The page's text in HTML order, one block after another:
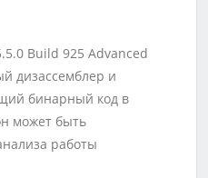
Build 925 Advanced
дизассемблер и
бинарный код в
может быть
работы